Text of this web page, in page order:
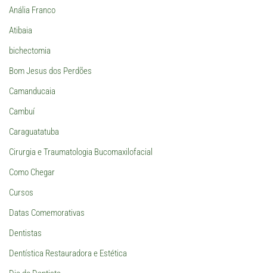
Anália Franco
Atibaia
bichectomia
Bom Jesus dos Perdões
Camanducaia
Cambuí
Caraguatatuba
Cirurgia e Traumatologia Bucomaxilofacial
Como Chegar
Cursos
Datas Comemorativas
Dentistas
Dentística Restauradora e Estética